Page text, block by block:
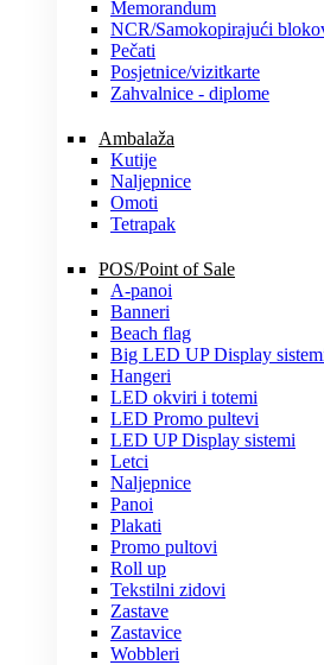
Memorandum
NCR/Samokopirajući
Pečati
Posjetnice/vizitkarte
Zahvalnice - diplome
Ambalaža
Kutije
Naljepnice
Omoti
Tetrapak
POS/Point of Sale
A-panoi
Banneri
Beach flag
Big LED UP Display
Hangeri
LED okviri i totemi
LED Promo pultevi
LED UP Display sistemi
Letci
Naljepnice
Panoi
Plakati
Promo pultovi
Roll up
Tekstilni zidovi
Zastave
Zastavice
Wobbleri